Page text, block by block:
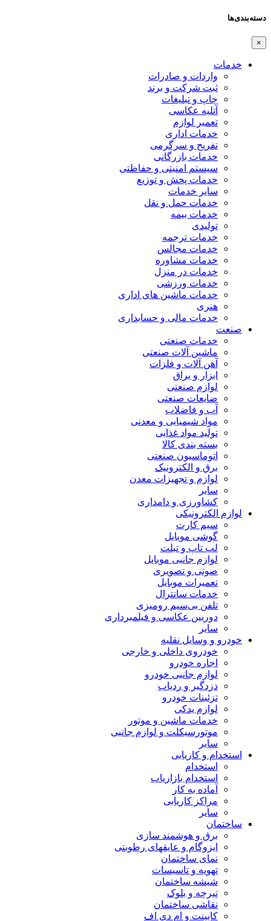
دسته‌بندی‌ها
×
خدمات
واردات و صادرات
ثبت شرکت و برند
چاپ و تبلیغات
آتلیه عکاسی
تعمیر لوازم
خدمات اداری
تفریح و سرگرمی
خدمات بازرگانی
سیستم امنیتی و حفاظتی
خدمات پخش و توزیع
سایر خدمات
خدمات حمل و نقل
خدمات بیمه
تولیدی
خدمات ترجمه
خدمات مجالس
خدمات مشاوره
خدمات در منزل
خدمات ورزشی
خدمات ماشین های اداری
هنری
خدمات مالی و حسابداری
صنعت
خدمات صنعتی
ماشین آلات صنعتی
آهن آلات و فلزات
ابزار و یراق
لوازم صنعتی
ضایعات صنعتی
آب و فاضلاب
مواد شیمیایی و معدنی
تولید مواد غذایی
بسته بندی کالا
اتوماسیون صنعتی
برق و الکترونیک
لوازم و تجهیزات معدن
سایر
کشاورزی و دامداری
لوازم الکترونیکی
سیم کارت
گوشی موبایل
لپ تاپ و تبلت
لوازم جانبی موبایل
صوتی و تصویری
تعمیرات موبایل
خدمات سانترال
تلفن بی‌سیم رومیزی
دوربین عکاسی و فیلمبرداری
سایر
خودرو و وسایل نقلیه
خودروی داخلی و خارجی
اجاره خودرو
لوازم جانبی خودرو
دزدگیر و ردیاب
تزئینات خودرو
لوازم یدکی
خدمات ماشین و موتور
موتورسیکلت و لوازم جانبی
سایر
استخدام و کاریابی
استخدام
استخدام بازاریاب
آماده به کار
مراکز کاریابی
سایر
ساختمان
برق و هوشمند سازی
ایزوگام و عایقهای رطوبتی
نمای ساختمان
تهویه و تاسیسات
شیشه ساختمان
تیرچه و بلوک
نقاشی ساختمان
کابینت و ام دی اف